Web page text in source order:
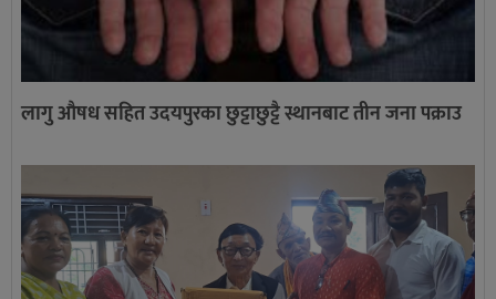
लागु औषध सहित उदयपुरका छुट्टाछुट्टै स्थानबाट तीन जना पक्राउ